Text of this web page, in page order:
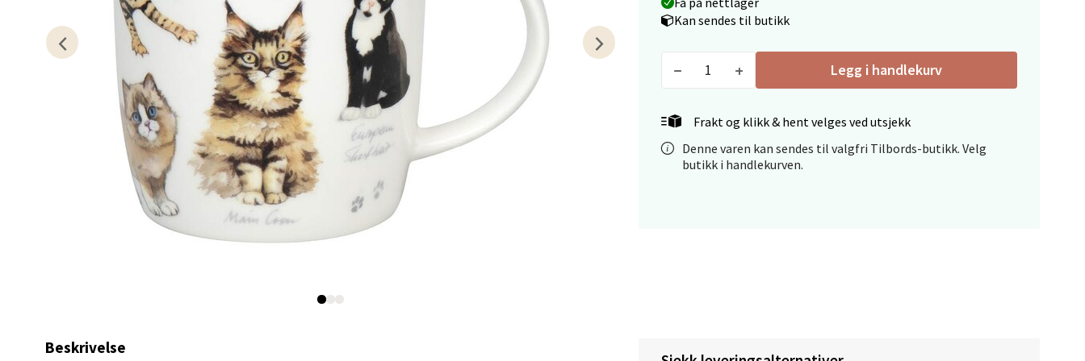
Kan sendes til butikk
Legg i handlekurv
Frakt og klikk & hent velges ved utsjekk
Denne varen kan sendes til valgfri Tilbords-butikk. Velg
butikk i handlekurven.
Beskrivelse
Kristiansand - Markens
Lillemarkens markensgate 25B, 4611 Kristiansand
Åpent i dag 09-18
0 i butikk
Velg
Oslo - Linderud
Erich Mogensøns vei 38, 0594 Oslo
Åpent i dag 10-21